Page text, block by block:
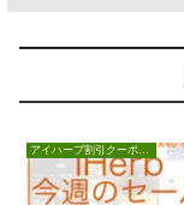
アイハーブ割引クーポンセール情報